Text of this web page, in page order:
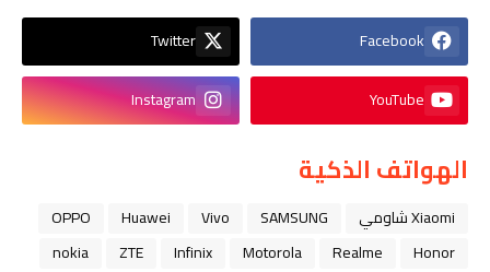
Facebook
Twitter
YouTube
Instagram
الهواتف الذكية
Xiaomi شاومي SAMSUNG
Vivo
Huawei
OPPO
Honor
Realme
Motorola
Infinix
ZTE
nokia